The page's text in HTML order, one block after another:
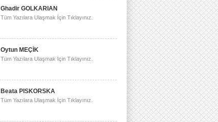
Ghadir GOLKARIAN
Tüm Yazılara Ulaşmak İçin Tıklayınız.
Oytun MEÇİK
Tüm Yazılara Ulaşmak İçin Tıklayınız.
Beata PISKORSKA
Tüm Yazılara Ulaşmak İçin Tıklayınız.